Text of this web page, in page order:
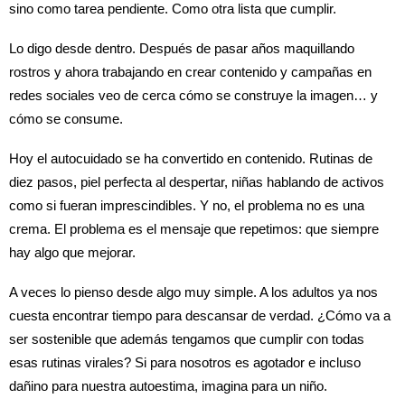
sino como tarea pendiente. Como otra lista que cumplir.
Lo digo desde dentro. Después de pasar años maquillando
rostros y ahora trabajando en crear contenido y campañas en
redes sociales veo de cerca cómo se construye la imagen… y
cómo se consume.
Hoy el autocuidado se ha convertido en contenido. Rutinas de
diez pasos, piel perfecta al despertar, niñas hablando de activos
como si fueran imprescindibles. Y no, el problema no es una
crema. El problema es el mensaje que repetimos: que siempre
hay algo que mejorar.
A veces lo pienso desde algo muy simple. A los adultos ya nos
cuesta encontrar tiempo para descansar de verdad. ¿Cómo va a
ser sostenible que además tengamos que cumplir con todas
esas rutinas virales? Si para nosotros es agotador e incluso
dañino para nuestra autoestima, imagina para un niño.